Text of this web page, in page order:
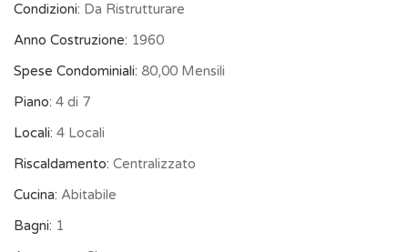
Condizioni: Da Ristrutturare
Anno Costruzione: 1960
Spese Condominiali: 80,00 Mensili
Piano: 4 di 7
Locali: 4 Locali
Riscaldamento: Centralizzato
Cucina: Abitabile
Bagni: 1